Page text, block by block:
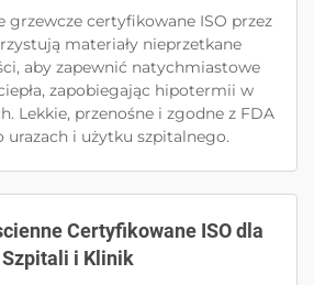
grzewcze certyfikowane ISO przez
materiały nieprzetkane
aby zapewnić natychmiastowe
zapobiegając hipotermii w
Lekkie, przenośne i zgodne z FDA
urazach i użytku szpitalnego.
Certyfikowane ISO dla
Szpitali i Klinik